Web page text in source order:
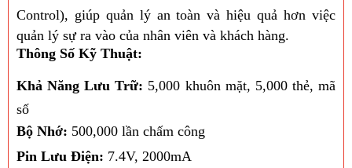
Control), giúp quản lý an toàn và hiệu quả hơn việc
quản lý sự ra vào của nhân viên và khách hàng.
Thông Số Kỹ Thuật:
Khả Năng Lưu Trữ: 5,000 khuôn mặt, 5,000 thẻ, mã
số
Bộ Nhớ: 500,000 lần chấm công
Pin Lưu Điện: 7.4V, 2000mA